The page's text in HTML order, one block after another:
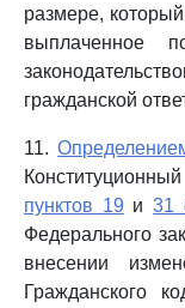
размере,
выплаченное
гражданской
11.
пунктов 19 и31
Федерального
внесении
Гражданского